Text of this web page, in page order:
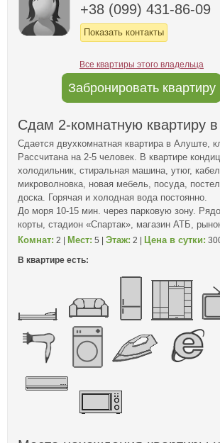
+38 (099) 431-86-09
Показать контакты
Все квартиры этого владельца
Забронировать квартиру
Сдам 2-комнатную квартиру
Сдается двухкомнатная квартира в Алуште,
Рассчитана на 2-5 человек. В квартире
холодильник, стиральная машина, утюг,
микроволновка, новая мебель, посуда,
доска. Горячая и холодная вода постоянно.
До моря 10-15 мин. через парковую зону.
корты, стадион «Спартак», магазин АТБ,
Комнат: 2 | Мест: 5 | Этаж: 2 | Цена в сутки:
В квартире есть: